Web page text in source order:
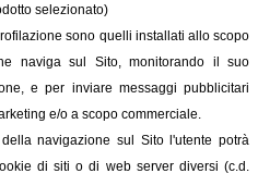
selezionato)
sono quelli installati allo scopo
naviga sul Sito, monitorando il suo
e per inviare messaggi pubblicitari
e/o a scopo commerciale.
navigazione sul Sito l'utente potrà
di siti o di web server diversi (c.d.